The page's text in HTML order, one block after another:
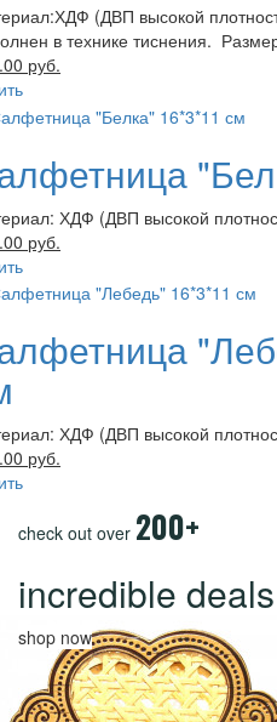
check out over 200+
incredible deals
shop now
(ДВП высокой
в технике тиснения.
руб.
ХДФ (ДВП высокой
руб.
ХДФ (ДВП высокой
руб.